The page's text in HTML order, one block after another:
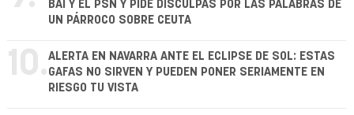
BAI Y EL PSN Y PIDE DISCULPAS POR LAS PALABRAS DE
UN PÁRROCO SOBRE CEUTA
10.ALERTA EN NAVARRA ANTE EL ECLIPSE DE SOL: ESTAS
GAFAS NO SIRVEN Y PUEDEN PONER SERIAMENTE EN
RIESGO TU VISTA